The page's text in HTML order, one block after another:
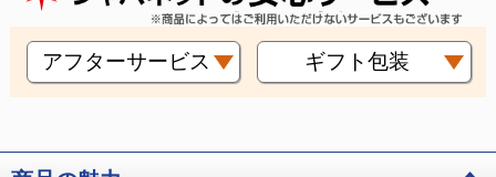
アフターサービス ギフト包装